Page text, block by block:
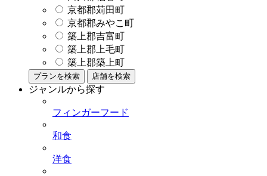
京都郡苅田町
京都郡みやこ町
築上郡吉富町
築上郡上毛町
築上郡築上町
プランを検索 店舗を検索
ジャンルから探す
フィンガーフード
和食
洋食